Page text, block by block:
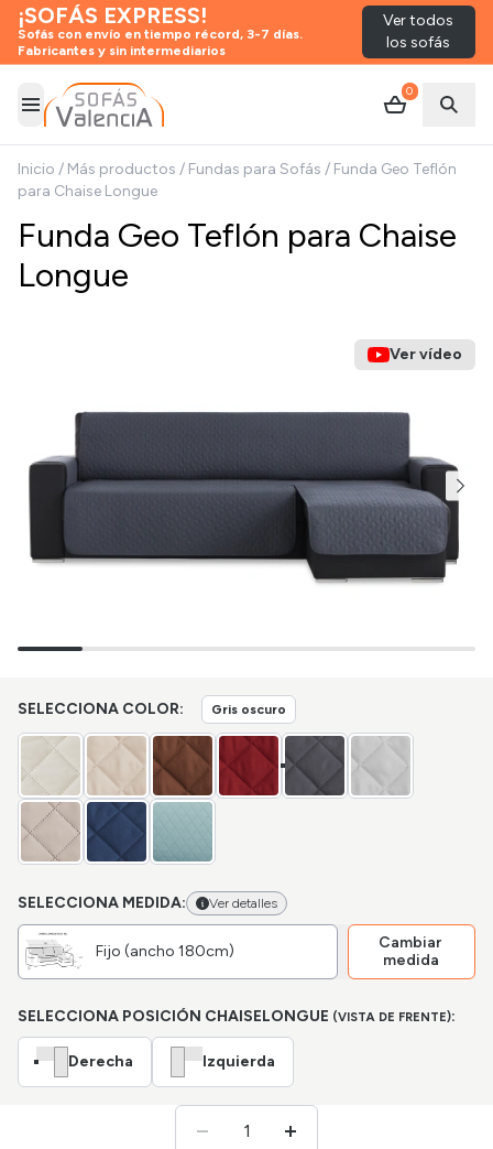
¡SOFÁS EXPRESS!
Sofás con envío en tiempo récord, 3-7 días.
Fabricantes y sin intermediarios
Ver todos
los sofás
Abrir menú
0
Inicio / Más productos / Fundas para Sofás / Funda Geo Teflón
para Chaise Longue
Ver vídeo
Funda Geo Teflón para Chaise
Longue
SELECCIONA COLOR: Gris oscuro
SELECCIONA MEDIDA: Ver detalles
Fijo (ancho 180cm)
Cambiar
medida
SELECCIONA POSICIÓN CHAISELONGUE (VISTA DE FRENTE):
Derecha Izquierda